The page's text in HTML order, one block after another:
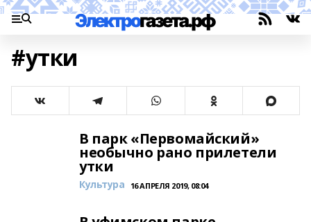
#утки
В парк «Первомайский»
необычно рано прилетели
утки
Культура 16 АПРЕЛЯ 2019, 08:04